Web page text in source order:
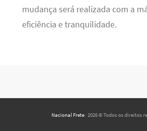
mudança será realizada com a
eficiência e tranquilidade.
Nacional Frete · 2026 © Todos os direitos